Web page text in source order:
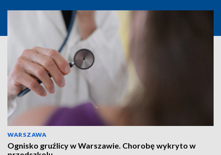
WARSZAWA
Ognisko gruźlicy w Warszawie. Chorobę wykryto w